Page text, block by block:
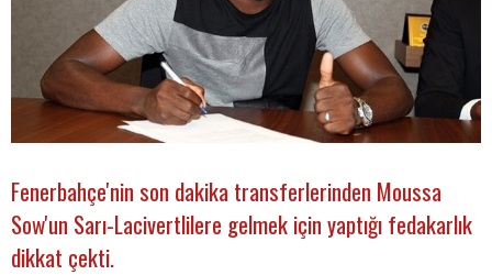
Fenerbahçe'nin son dakika transferlerinden Moussa
Sow'un Sarı-Lacivertlilere gelmek için yaptığı fedakarlık
dikkat çekti.